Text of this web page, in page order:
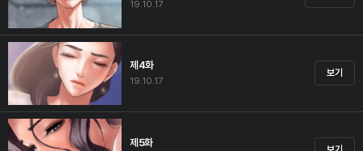
19.10.17
제4화
19.10.17
보기
제5화